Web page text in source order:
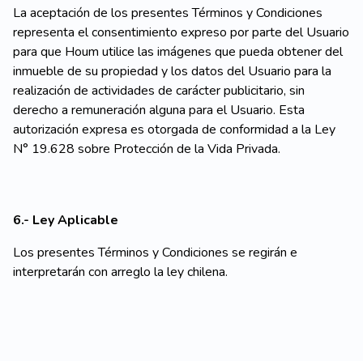
La aceptación de los presentes Términos y Condiciones
representa el consentimiento expreso por parte del Usuario
para que Houm utilice las imágenes que pueda obtener del
inmueble de su propiedad y los datos del Usuario para la
realización de actividades de carácter publicitario, sin
derecho a remuneración alguna para el Usuario. Esta
autorización expresa es otorgada de conformidad a la Ley
N° 19.628 sobre Protección de la Vida Privada.
6.- Ley Aplicable
Los presentes Términos y Condiciones se regirán e
interpretarán con arreglo la ley chilena.